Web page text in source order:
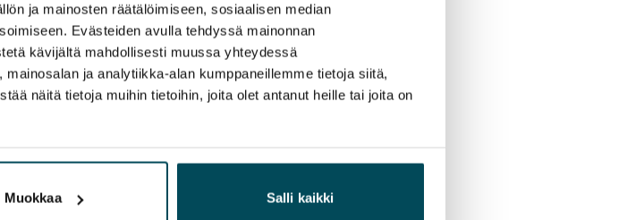
ja mainosten räätälöimiseen, sosiaalisen median
Evästeiden avulla tehdyssä mainonnan
kävijältä mahdollisesti muussa yhteydessä
ja analytiikka-alan kumppaneillemme tietoja siitä,
näitä tietoja muihin tietoihin, joita olet antanut heille tai joita on
Muokkaa Salli kaikki
Voit